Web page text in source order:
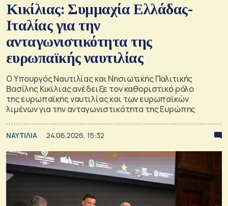
Κικίλιας: Συμμαχία Ελλάδας-
Ιταλίας για την
ανταγωνιστικότητα της
ευρωπαϊκής ναυτιλίας
Ο Υπουργός Ναυτιλίας και Νησιωτικής Πολιτικής
Βασίλης Κικίλιας ανέδειξε τον καθοριστικό ρόλο
της ευρωπαϊκής ναυτιλίας και των ευρωπαϊκών
λιμένων για την ανταγωνιστικότητα της Ευρώπης
ΝΑΥΤΙΛΙΑ 24.06.2026, 15:32